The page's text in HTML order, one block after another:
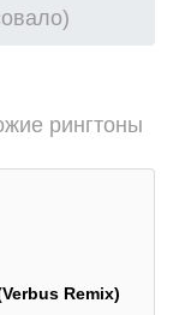
рингтоны
Remix)